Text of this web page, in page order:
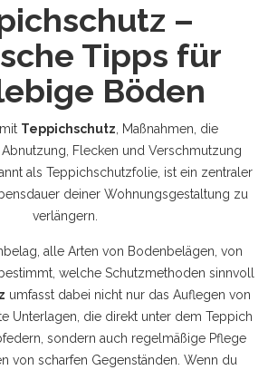
–
Tipps für
Böden
Teppichschutz
Maßnahmen, die
Flecken und Verschmutzung
als Teppichschutzfolie, ist ein zentraler
deiner Wohnungsgestaltung zu
verlängern.
alle Arten von Bodenbelägen, von
welche Schutzmethoden sinnvoll
umfasst dabei nicht nur das Auflegen von
Unterlagen, die direkt unter dem Teppich
, sondern auch regelmäßige Pflege
von scharfen Gegenständen. Wenn du